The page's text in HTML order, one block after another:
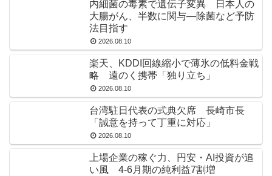
内細菌の毒素で遺伝子変異 日本人の
大腸がん、半数に関与―除菌など予防
法目指す
2026.08.10
楽天、KDDI回線縮小で薄氷の低料金戦
略 遠のく携帯「独り立ち」
2026.08.10
台湾駐日代表の式典欠席 長崎市長
「誠意を持って丁重に対応」
2026.08.10
上場企業の稼ぐ力、円安・AI投資が追
い風 4-6月期の純利益7割増